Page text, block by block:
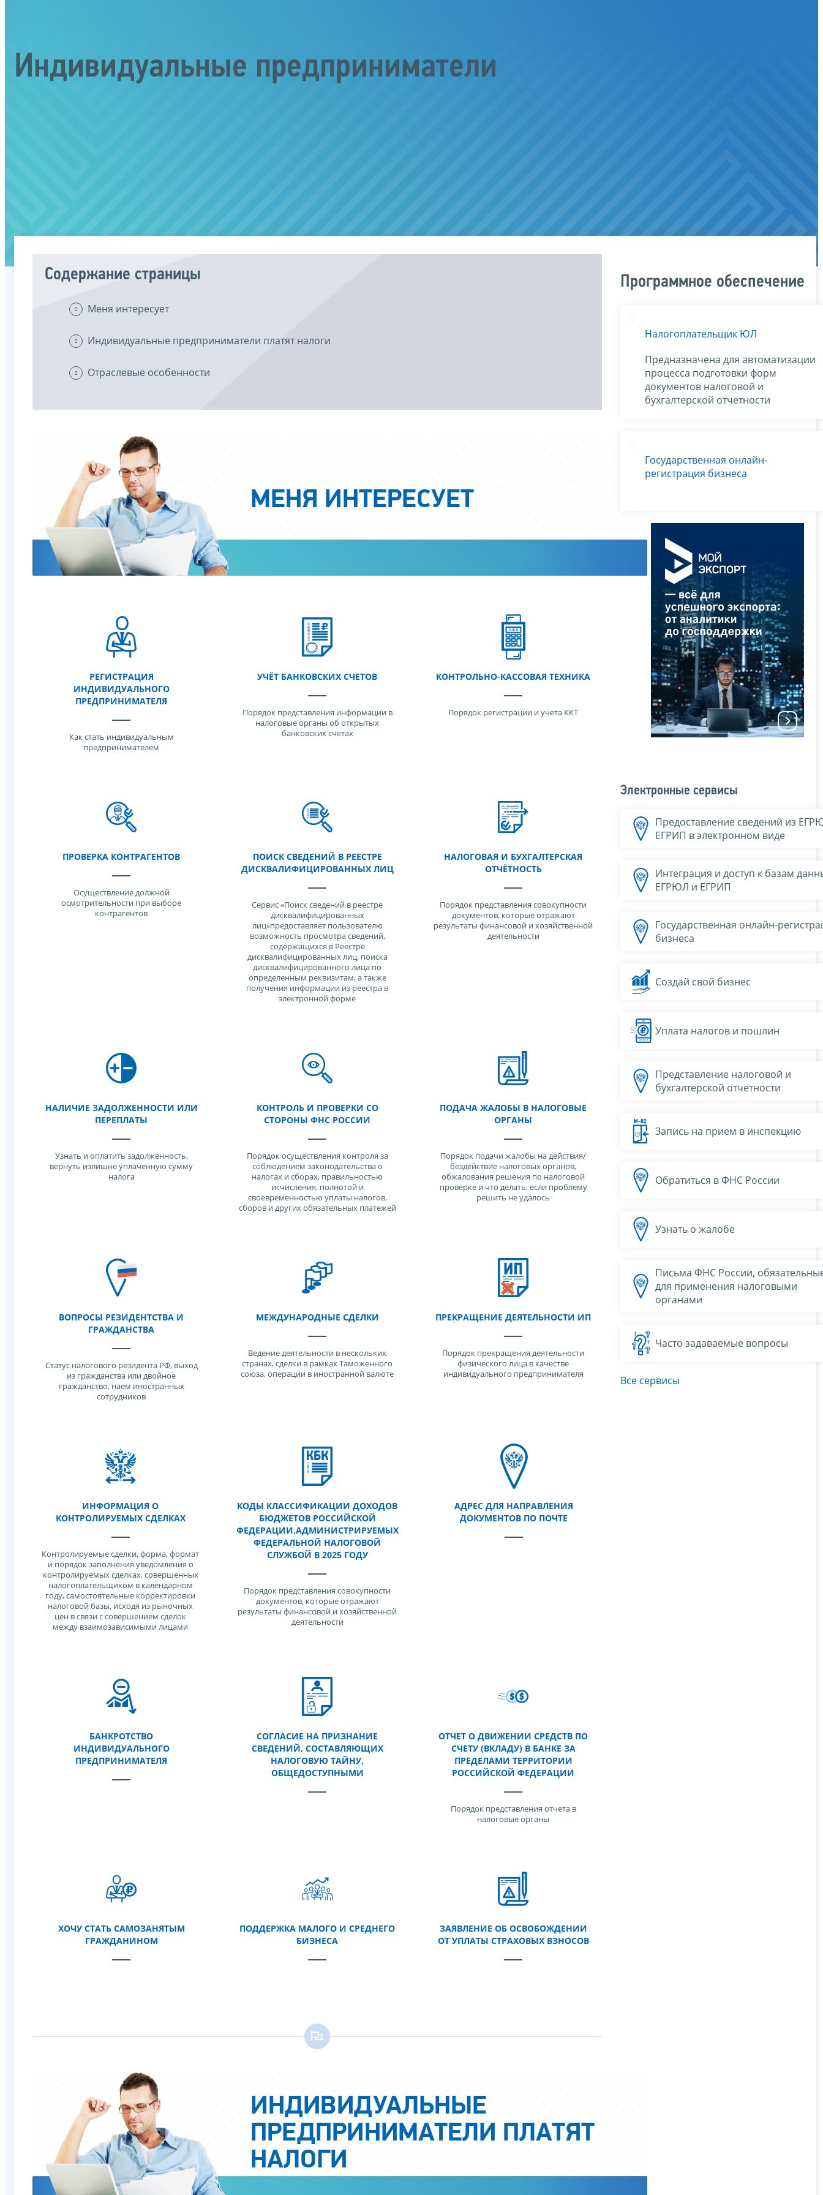
Индивидуальные предприниматели
Содержание страницы
Меня интересует
Индивидуальные предприниматели платят налоги
Отраслевые особенности
РЕГИСТРАЦИЯ
ИНДИВИДУАЛЬНОГО
ПРЕДПРИНИМАТЕЛЯ
Как стать индивидуальным
предпринимателем
УЧЁТ БАНКОВСКИХ СЧЕТОВ
Порядок представления информации в
налоговые органы об открытых
банковских счетах
КОНТРОЛЬНО-КАССОВАЯ ТЕХНИКА
Порядок регистрации и учета ККТ
ПРОВЕРКА КОНТРАГЕНТОВ
Осуществление должной
осмотрительности при выборе
контрагентов
ПОИСК СВЕДЕНИЙ В РЕЕСТРЕ
ДИСКВАЛИФИЦИРОВАННЫХ ЛИЦ
Сервис «Поиск сведений в реестре
дисквалифицированных
лиц»предоставляет пользователю
возможность просмотра сведений,
содержащихся в Реестре
дисквалифицированных лиц, поиска
дисквалифицированного лица по
определенным реквизитам, а также
получения информации из реестра в
электронной форме
НАЛОГОВАЯ И БУХГАЛТЕРСКАЯ
ОТЧЁТНОСТЬ
Порядок представления совокупности
документов, которые отражают
результаты финансовой и хозяйственной
деятельности
НАЛИЧИЕ ЗАДОЛЖЕННОСТИ ИЛИ
ПЕРЕПЛАТЫ
Узнать и оплатить задолженность,
вернуть излишне уплаченную сумму
налога
КОНТРОЛЬ И ПРОВЕРКИ СО
СТОРОНЫ ФНС РОССИИ
Порядок осуществления контроля за
соблюдением законодательства о
налогах и сборах, правильностью
исчисления, полнотой и
своевременностью уплаты налогов,
сборов и других обязательных платежей
ПОДАЧА ЖАЛОБЫ В НАЛОГОВЫЕ
ОРГАНЫ
Порядок подачи жалобы на действия/
бездействие налоговых органов,
обжалования решения по налоговой
проверке и что делать, если проблему
решить не удалось
ВОПРОСЫ РЕЗИДЕНТСТВА И
ГРАЖДАНСТВА
Статус налогового резидента РФ, выход
из гражданства или двойное
гражданство, наем иностранных
сотрудников
МЕЖДУНАРОДНЫЕ СДЕЛКИ
Ведение деятельности в нескольких
странах, сделки в рамках Таможенного
союза, операции в иностранной валюте
ПРЕКРАЩЕНИЕ ДЕЯТЕЛЬНОСТИ ИП
Порядок прекращения деятельности
физического лица в качестве
индивидуального предпринимателя
ИНФОРМАЦИЯ О
КОНТРОЛИРУЕМЫХ СДЕЛКАХ
Контролируемые сделки, форма, формат
и порядок заполнения уведомления о
контролируемых сделках, совершенных
налогоплательщиком в календарном
году, самостоятельные корректировки
налоговой базы, исходя из рыночных
цен в связи с совершением сделок
между взаимозависимыми лицами
КОДЫ КЛАССИФИКАЦИИ ДОХОДОВ
БЮДЖЕТОВ РОССИЙСКОЙ
ФЕДЕРАЦИИ,АДМИНИСТРИРУЕМЫХ
ФЕДЕРАЛЬНОЙ НАЛОГОВОЙ
СЛУЖБОЙ В 2025 ГОДУ
Порядок представления совокупности
документов, которые отражают
результаты финансовой и хозяйственной
деятельности
АДРЕС ДЛЯ НАПРАВЛЕНИЯ
ДОКУМЕНТОВ ПО ПОЧТЕ
БАНКРОТСТВО
ИНДИВИДУАЛЬНОГО
ПРЕДПРИНИМАТЕЛЯ
СОГЛАСИЕ НА ПРИЗНАНИЕ
СВЕДЕНИЙ, СОСТАВЛЯЮЩИХ
НАЛОГОВУЮ ТАЙНУ,
ОБЩЕДОСТУПНЫМИ
ОТЧЕТ О ДВИЖЕНИИ СРЕДСТВ ПО
СЧЕТУ (ВКЛАДУ) В БАНКЕ ЗА
ПРЕДЕЛАМИ ТЕРРИТОРИИ
РОССИЙСКОЙ ФЕДЕРАЦИИ
Порядок представления отчета в
налоговые органы
ХОЧУ СТАТЬ САМОЗАНЯТЫМ
ГРАЖДАНИНОМ
ПОДДЕРЖКА МАЛОГО И СРЕДНЕГО
БИЗНЕСА
ЗАЯВЛЕНИЕ ОБ ОСВОБОЖДЕНИИ
ОТ УПЛАТЫ СТРАХОВЫХ ВЗНОСОВ
Программное обеспечение
Налогоплательщик ЮЛ
Предназначена для автоматизации
процесса подготовки форм
документов налоговой и
бухгалтерской отчетности
Государственная онлайн-
регистрация бизнеса
Электронные сервисы
Предоставление сведений из
ЕГРИП в электронном виде
Интеграция и доступ к базам
ЕГРЮЛ и ЕГРИП
Государственная онлайн-
бизнеса
Создай свой бизнес
Уплата налогов и пошлин
Представление налоговой и
бухгалтерской отчетности
Запись на прием в инспекцию
Обратиться в ФНС России
Узнать о жалобе
Письма ФНС России,
для применения налоговыми
органами
Часто задаваемые вопросы
Все сервисы